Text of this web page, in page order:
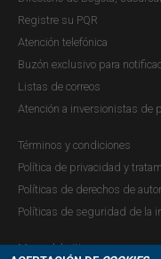
La única unidad
el peso (billetes y
2. El bitcoin no es
tanto, no constituye
obligatoriedad de
de las obligaciones.
3.
El bitcoin
Registre su PQR
Atención telefónica
Buzón exclusivo para
Listas de correos
Atención a inversionistas de
Términos y condiciones
Política de privacidad y
Políticas de derechos de
Políticas de seguridad de la
Mapa del sitio